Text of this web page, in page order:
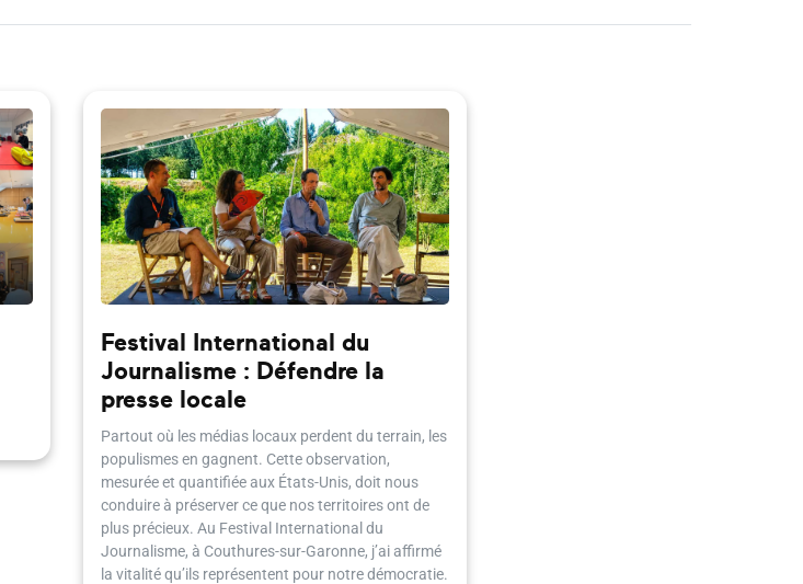
Festival International du
Journalisme : Défendre la
presse locale
Partout où les médias locaux perdent du terrain, les
populismes en gagnent. Cette observation,
mesurée et quantifiée aux États-Unis, doit nous
conduire à préserver ce que nos territoires ont de
plus précieux. Au Festival International du
Journalisme, à Couthures-sur-Garonne, j’ai affirmé
la vitalité qu’ils représentent pour notre démocratie.